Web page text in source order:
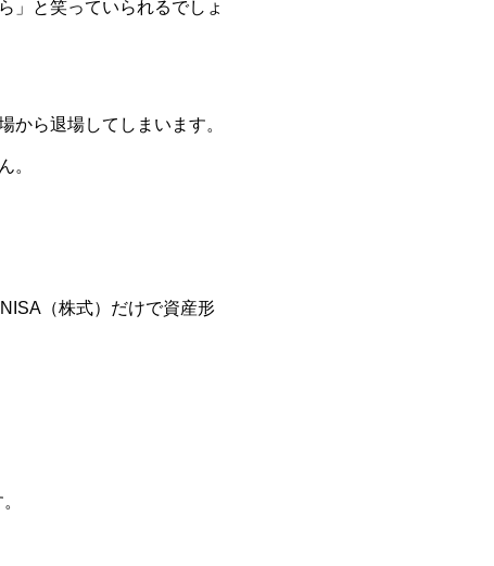
」と笑っていられるでしょ
から退場してしまいます。
。
（株式）だけで資産形